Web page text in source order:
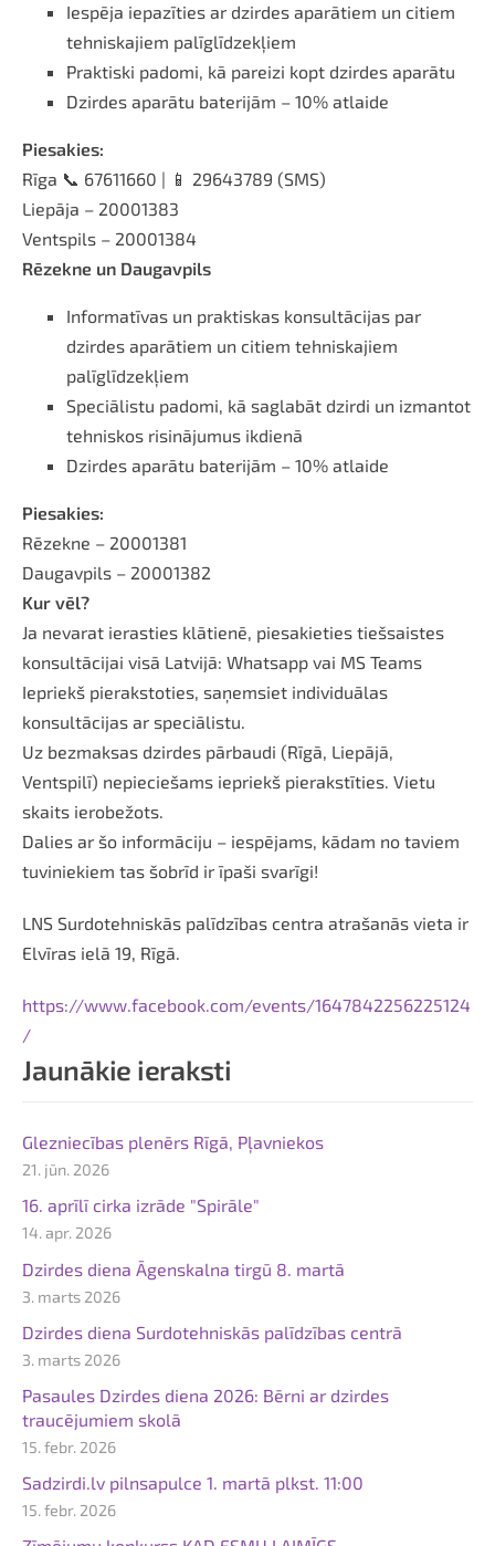
Jaunākie ieraksti
Glezniecības plenērs Rīgā, Pļavniekos
21. jūn. 2026
16. aprīlī cirka izrāde "Spirāle"
14. apr. 2026
Dzirdes diena Āgenskalna tirgū 8. martā
3. marts 2026
Dzirdes diena Surdotehniskās palīdzības centrā
3. marts 2026
Pasaules Dzirdes diena 2026: Bērni ar dzirdes
traucējumiem skolā
15. febr. 2026
Sadzirdi.lv pilnsapulce 1. martā plkst. 11:00
15. febr. 2026
Iespēja iepazīties ar dzirdes aparātiem un citiem
tehniskajiem palīglīdzekļiem
Praktiski padomi, kā pareizi kopt dzirdes aparātu
Dzirdes aparātu baterijām – 10% atlaide
Piesakies:
Rīga 📞 67611660 | 📱 29643789 (SMS)
Liepāja – 20001383
Ventspils – 20001384
Rēzekne un Daugavpils
Informatīvas un praktiskas konsultācijas par
dzirdes aparātiem un citiem tehniskajiem
palīglīdzekļiem
Speciālistu padomi, kā saglabāt dzirdi un izmantot
tehniskos risinājumus ikdienā
Dzirdes aparātu baterijām – 10% atlaide
Piesakies:
Rēzekne – 20001381
Daugavpils – 20001382
Kur vēl?
Ja nevarat ierasties klātienē, piesakieties tiešsaistes
konsultācijai visā Latvijā: Whatsapp vai MS Teams
Iepriekš pierakstoties, saņemsiet individuālas
konsultācijas ar speciālistu.
Uz bezmaksas dzirdes pārbaudi (Rīgā, Liepājā,
Ventspilī) nepieciešams iepriekš pierakstīties. Vietu
skaits ierobežots.
Dalies ar šo informāciju – iespējams, kādam no taviem
tuviniekiem tas šobrīd ir īpaši svarīgi!
LNS Surdotehniskās palīdzības centra atrašanās vieta ir
Elvīras ielā 19, Rīgā.
https://www.facebook.com/events/1647842256225124
/